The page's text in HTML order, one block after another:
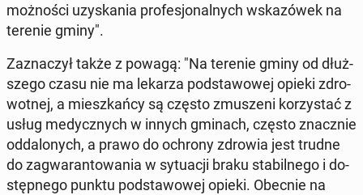
moż­no­ści uzy­ska­nia pro­fe­sjo­nal­nych wska­zó­wek na
terenie gminy".
Za­zna­czył także z powagą: "Na terenie gminy od dłuż­
sze­go czasu nie ma lekarza pod­sta­wo­wej opieki zdro­
wot­nej, a miesz­kań­cy są często zmu­sze­ni ko­rzy­stać z
usług me­dycz­nych w innych gminach, często znacz­nie
od­da­lo­nych, a prawo do ochrony zdrowia jest trudne
do za­gwa­ran­to­wa­nia w sy­tu­acji braku sta­bil­ne­go i do­
stęp­ne­go punktu pod­sta­wo­wej opieki. Obecnie na